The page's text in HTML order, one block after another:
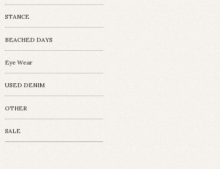
STANCE
BEACHED DAYS
Eye Wear
USED DENIM
OTHER
SALE